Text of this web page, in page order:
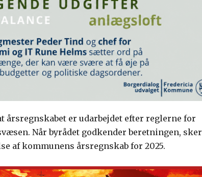
årsregnskabet er udarbejdet efter reglerne for
Når byrådet godkender beretningen, sker
af kommunens årsregnskab for 2025.